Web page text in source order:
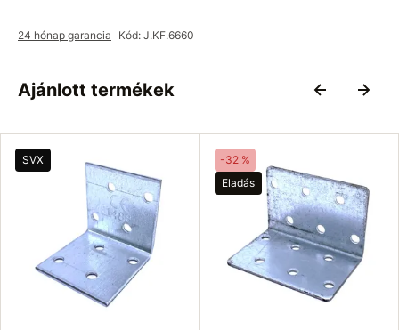
24 hónap garancia Kód: J.KF.6660
Ajánlott termékek
SVX
-32 %
Eladás